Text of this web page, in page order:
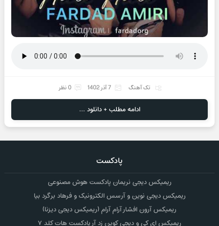
تک آهنگ 7 آذر 1402 0 نظر
ادامه مطلب + دانلود ...
پادکست
ریمیکس دیجی نریمان پادکست هوش مصنوعی
ریمیکس دیجی نوین و آرسس الکترونیک و فرهاد برگرد بیا
ریمیکس آرون افشار آرام آرام (ریمیکس دیجی دیزنا)
ریمیکس ای کی و دیجی کوین زد آر پادکست هات کلد ۷